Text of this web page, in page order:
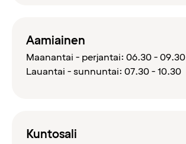
Aamiainen
Maanantai - perjantai: 06.30 - 09.30
Lauantai - sunnuntai: 07.30 - 10.30
Kuntosali